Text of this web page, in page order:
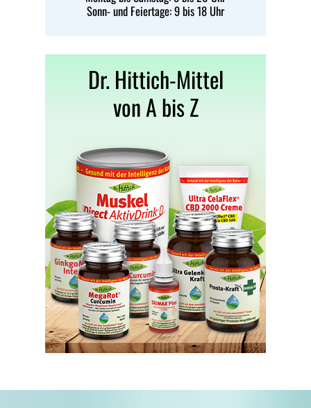
Sonn- und Feiertage: 9 bis 18 Uhr
Dr. Hittich-Mittel
von A bis Z